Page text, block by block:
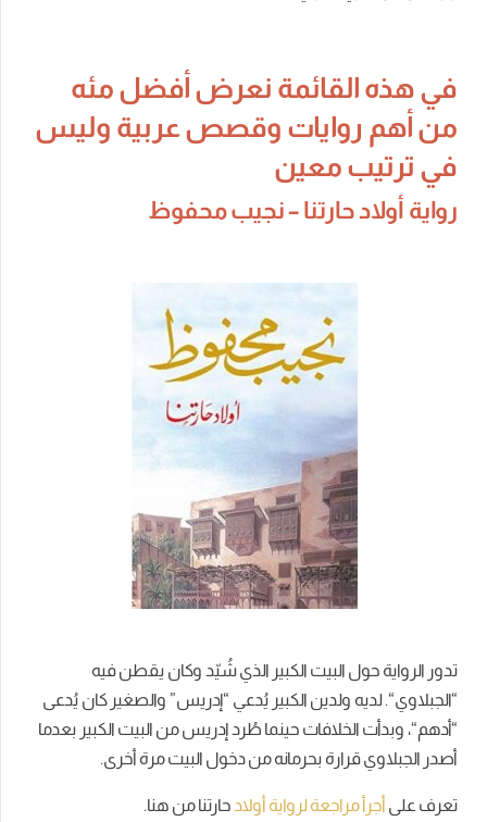
في هذه القائمة نعرض أفضل مئه
من أهم روايات وقصص عربية وليس
في ترتيب معين
رواية أولاد حارتنا – نجيب محفوظ
تدور الرواية حول البيت الكبير الذي شُيّد وكان يقطن فيه
“الجبلاوي“. لديه ولدين الكبير يُدعي “إدريس” والصغير كان يُدعى
“أدهم“، وبدأت الخلافات حينما طُرد إدريسمن البيت الكبير بعدما
أصدر الجبلاويقرارة بحرمانه من دخول البيت مرة أخرى.
تعرف على أجرأ مراجعة لرواية أولاد حارتنا من هنا.